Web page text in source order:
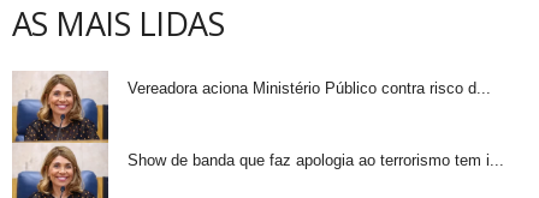
AS MAIS LIDAS
Vereadora aciona Ministério Público contra risco d...
Show de banda que faz apologia ao terrorismo tem i...